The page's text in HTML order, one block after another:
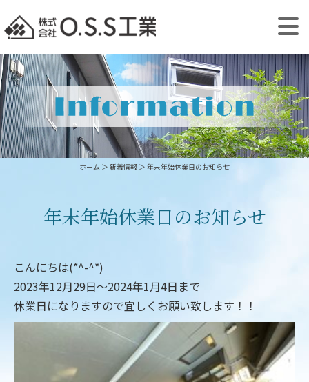
ホーム ＞ 新着情報 ＞ 年末年始休業日のお知らせ
年末年始休業日のお知らせ
こんにちは(*^-^*)
2023年12月29日～2024年1月4日まで
休業日になりますので宜しくお願い致します！！